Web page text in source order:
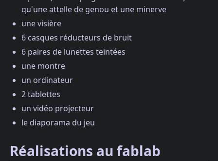
qu'une attelle de genou et une minerve
une visière
6 casques réducteurs de bruit
6 paires de lunettes teintées
une montre
un ordinateur
2 tablettes
un vidéo projecteur
le diaporama du jeu
Réalisations au fablab